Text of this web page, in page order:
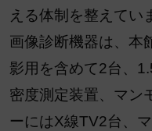
える体制を整えてい
画像診断機器は、本
影用を含めて2台、
密度測定装置、マン
ーにはX線TV2台、